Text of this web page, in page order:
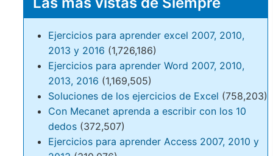
Ejercicios para aprender excel 2007, 2010,
2013 y 2016 (1,726,186)
Ejercicios para aprender Word 2007, 2010,
2013, 2016 (1,169,505)
Soluciones de los ejercicios de Excel (758,203)
Con Mecanet aprenda a escribir con los 10
dedos (372,507)
Ejercicios para aprender Access 2007, 2010 y